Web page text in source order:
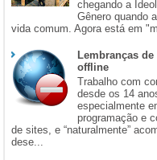
chegando a
Gênero quando
vida comum. Agora está em
Lembranças
offline
Trabalho com
desde os 14
especialmente
programação e
de sites, e “naturalmente”
dese...